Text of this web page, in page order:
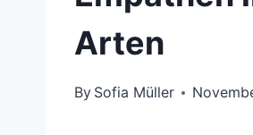
Arten
By Sofia Müller